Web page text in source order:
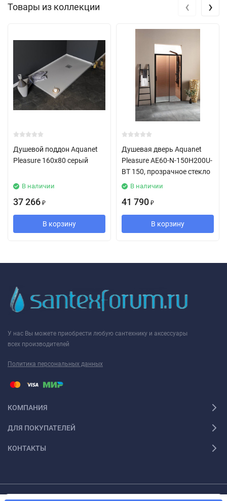
Товары из коллекции
Душевой поддон Aquanet
Pleasure 160х80 серый
В наличии
37 266 ₽
В корзину
Душевая дверь Aquanet
Pleasure AE60-N-150H200U-
BT 150, прозрачное стекло
В наличии
41 790 ₽
В корзину
‹ ›
У нас Вы можете приобрести любую сантехнику и аксессуары
всех производителей
Политика персональных данных
КОМПАНИЯ
ДЛЯ ПОКУПАТЕЛЕЙ
КОНТАКТЫ